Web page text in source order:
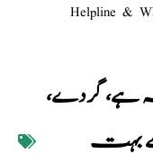
Helpline &
ہے، گردے،
بہت